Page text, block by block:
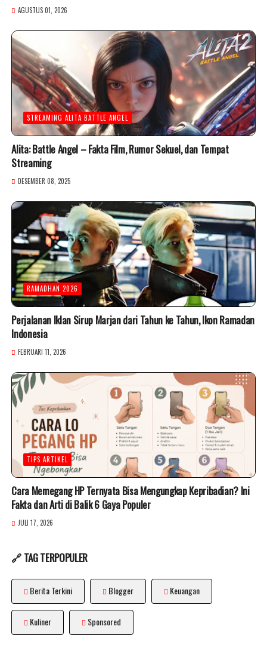
AGUSTUS 01, 2026
STREAMING ALITA BATTLE ANGEL
Alita: Battle Angel – Fakta Film, Rumor Sekuel, dan Tempat
Streaming
DESEMBER 08, 2025
RAMADHAN 2026
Perjalanan Iklan Sirup Marjan dari Tahun ke Tahun, Ikon Ramadan
Indonesia
FEBRUARI 11, 2026
TIPS ARTIKEL
Cara Memegang HP Ternyata Bisa Mengungkap Kepribadian? Ini
Fakta dan Arti di Balik 6 Gaya Populer
JULI 17, 2026
🔗 TAG TERPOPULER
Berita Terkini Blogger Keuangan
Kuliner Sponsored